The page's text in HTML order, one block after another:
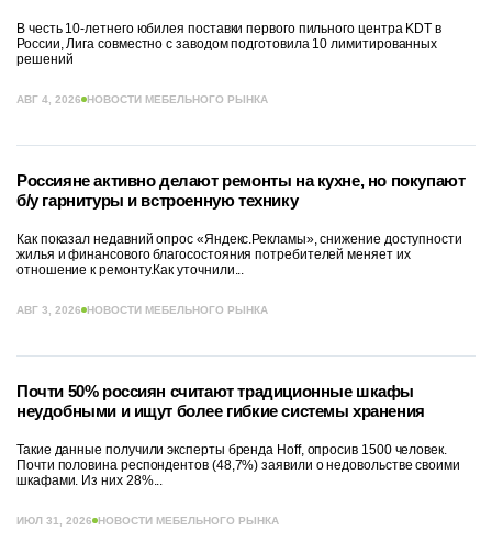
В честь 10-летнего юбилея поставки первого пильного центра KDT в
России, Лига совместно с заводом подготовила 10 лимитированных
решений
АВГ 4, 2026 НОВОСТИ МЕБЕЛЬНОГО РЫНКА
Россияне активно делают ремонты на кухне, но покупают
б/у гарнитуры и встроенную технику
Как показал недавний опрос «Яндекс.Рекламы», снижение доступности
жилья и финансового благосостояния потребителей меняет их
отношение к ремонту.Как уточнили...
АВГ 3, 2026 НОВОСТИ МЕБЕЛЬНОГО РЫНКА
Почти 50% россиян считают традиционные шкафы
неудобными и ищут более гибкие системы хранения
Такие данные получили эксперты бренда Hoff, опросив 1500 человек.
Почти половина респондентов (48,7%) заявили о недовольстве своими
шкафами. Из них 28%...
ИЮЛ 31, 2026 НОВОСТИ МЕБЕЛЬНОГО РЫНКА